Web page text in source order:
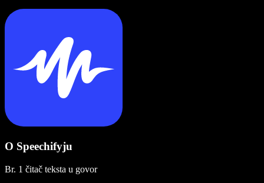
O Speechifyju
Br. 1 čitač teksta u govor